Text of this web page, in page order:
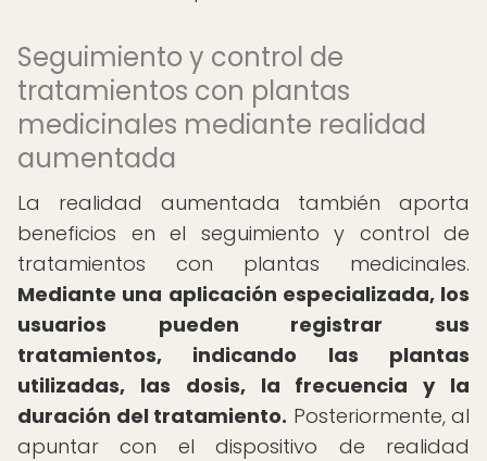
Seguimiento y control de
tratamientos con plantas
medicinales mediante realidad
aumentada
La realidad aumentada también aporta
beneficios en el seguimiento y control de
tratamientos con plantas medicinales.
Mediante una aplicación especializada, los
usuarios pueden registrar sus
tratamientos, indicando las plantas
utilizadas, las dosis, la frecuencia y la
duración del tratamiento. Posteriormente, al
apuntar con el dispositivo de realidad